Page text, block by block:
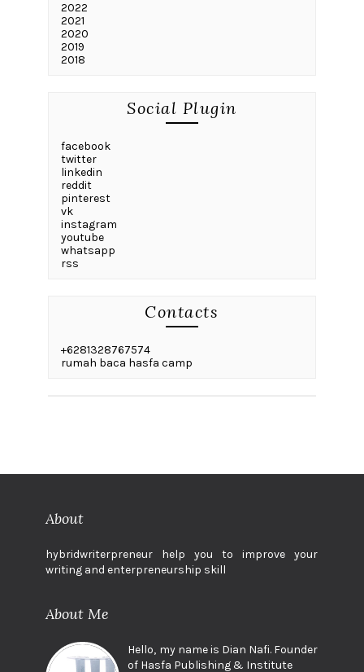
2022
2021
2020
2019
2018
Social Plugin
facebook
twitter
linkedin
reddit
pinterest
vk
instagram
youtube
whatsapp
rss
Contacts
+6281328767574
rumah baca hasfa camp
About
hybridwriterpreneur help you to improve your
writing and enterpreneurship skill
About Me
Hello, my name is Dian Nafi. Founder
of Hasfa Publishing & Institute